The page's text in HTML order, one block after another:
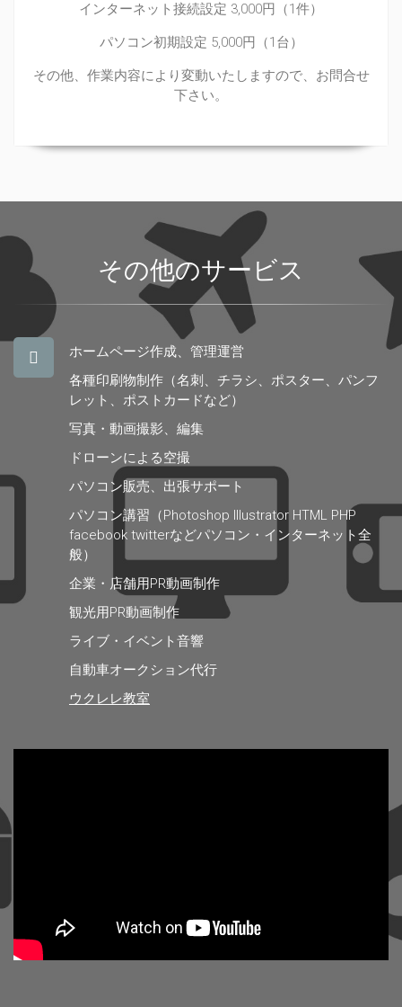
インターネット接続設定 3,000円（1件）
パソコン初期設定 5,000円（1台）
その他、作業内容により変動いたしますので、お問合せ
下さい。
その他のサービス
ホームページ作成、管理運営
各種印刷物制作（名刺、チラシ、ポスター、パンフ
レット、ポストカードなど）
写真・動画撮影、編集
ドローンによる空撮
パソコン販売、出張サポート
パソコン講習（Photoshop Illustrator HTML PHP
facebook twitterなどパソコン・インターネット全
般）
企業・店舗用PR動画制作
観光用PR動画制作
ライブ・イベント音響
自動車オークション代行
ウクレレ教室